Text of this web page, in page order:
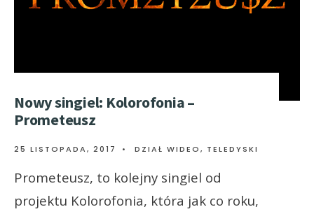
Nowy singiel: Kolorofonia –
Prometeusz
25 LISTOPADA, 2017 • DZIAŁ WIDEO, TELEDYSKI
Prometeusz, to kolejny singiel od
projektu Kolorofonia, która jak co roku,